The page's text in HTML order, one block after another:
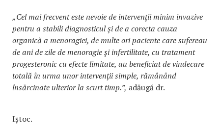
„Cel mai frecvent este nevoie de intervenţii minim invazive
pentru a stabili diagnosticul şi de a corecta cauza
organică a menoragiei, de multe ori paciente care sufereau
de ani de zile de menoragie şi infertilitate, cu tratament
progesteronic cu efecte limitate, au beneficiat de vindecare
totală în urma unor intervenţii simple, rămânând
însărcinate ulterior la scurt timp.”, adăugă dr.
Iștoc.